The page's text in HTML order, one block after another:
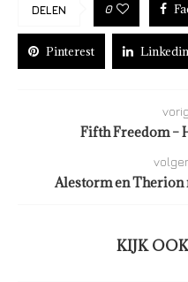
DELEN 0
Pinterest Linkedin
Fifth Freedom –
Alestorm en Therion
KIJK